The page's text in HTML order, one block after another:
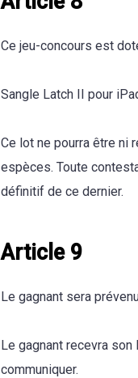
Ce jeu-concours est
Sangle Latch II pour
Ce lot ne pourra être ni
espèces. Toute
définitif de ce dernier.
Article 9
Le gagnant sera
Le gagnant recevra son
communiquer.